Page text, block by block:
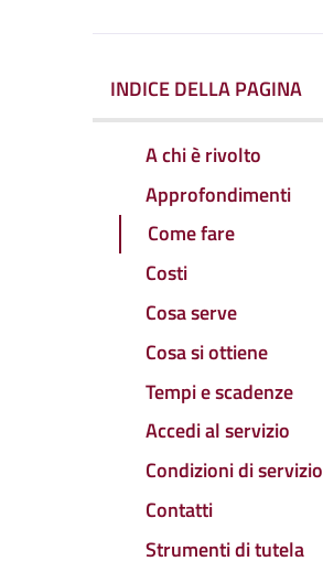
INDICE DELLA PAGINA
A chi è rivolto
Approfondimenti
Come fare
Costi
Cosa serve
Cosa si ottiene
Tempi e scadenze
Accedi al servizio
Condizioni di servizio
Contatti
Strumenti di tutela